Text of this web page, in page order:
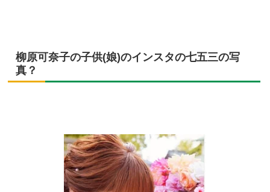
柳原可奈子の子供(娘)のインスタの七五三の写
真？